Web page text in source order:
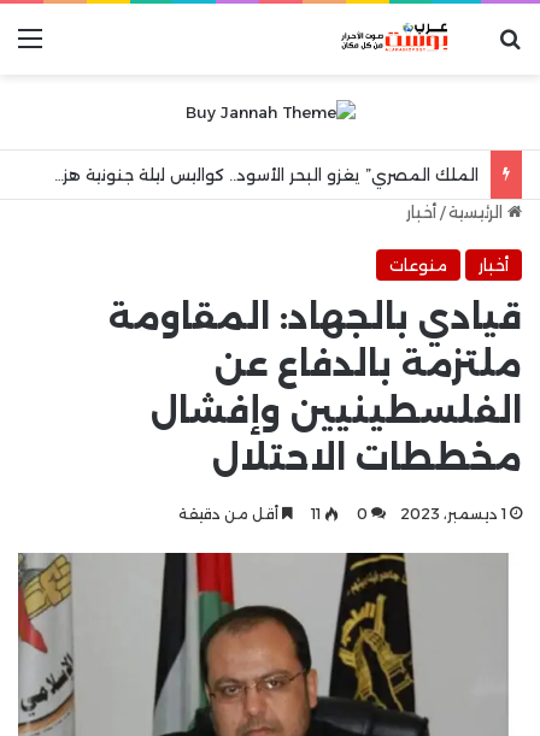
بحث عن
الرئيسية/ أخبار
أخبار منوعات
قيادي بالجهاد: المقاومة
ملتزمة بالدفاع عن
الفلسطينيين وإفشال
مخططات الاحتلال
1 ديسمبر، 2023 0
11 أقل من دقيقة